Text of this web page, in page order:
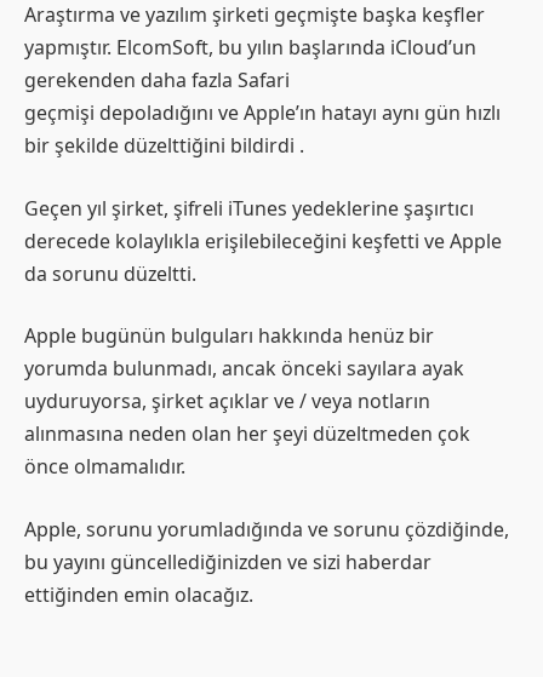
Araştırma ve yazılım şirketi geçmişte başka keşfler
yapmıştır. ElcomSoft, bu yılın başlarında iCloud’un
gerekenden daha fazla Safari
geçmişi depoladığını ve Apple’ın hatayı aynı gün hızlı
bir şekilde düzelttiğini bildirdi .
Geçen yıl şirket, şifreli iTunes yedeklerine şaşırtıcı
derecede kolaylıkla erişilebileceğini keşfetti ve Apple
da sorunu düzeltti.
Apple bugünün bulguları hakkında henüz bir
yorumda bulunmadı, ancak önceki sayılara ayak
uyduruyorsa, şirket açıklar ve / veya notların
alınmasına neden olan her şeyi düzeltmeden çok
önce olmamalıdır.
Apple, sorunu yorumladığında ve sorunu çözdiğinde,
bu yayını güncellediğinizden ve sizi haberdar
ettiğinden emin olacağız.